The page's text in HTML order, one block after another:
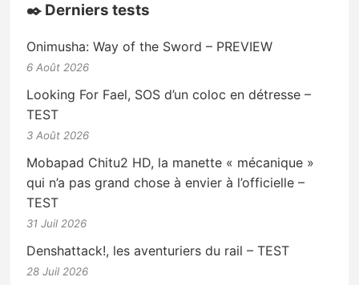
✒️ Derniers tests
Onimusha: Way of the Sword – PREVIEW
6 Août 2026
Looking For Fael, SOS d’un coloc en détresse –
TEST
3 Août 2026
Mobapad Chitu2 HD, la manette « mécanique »
qui n’a pas grand chose à envier à l’officielle –
TEST
31 Juil 2026
Denshattack!, les aventuriers du rail – TEST
28 Juil 2026